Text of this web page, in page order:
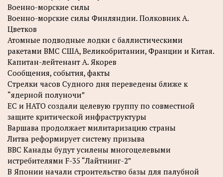
Военно-морские силы
Военно-морские силы Финляндии. Полковник А.
Цветков
Атомные подводные лодки с баллистическими
ракетами ВМС США, Великобритании, Франции и Китая.
Капитан-лейтенант А. Якорев
Сообщения, события, факты
Стрелки часов Судного дня переведены ближе к
“ядерной полуночи”
ЕС и НАТО создали целевую группу по совместной
защите критической инфраструктуры
Варшава продолжает милитаризацию страны
Литва реформирует систему призыва
ВВС Канады будут усилены многоцелевыми
истребителями F-35 “Лайтнинг-2”
В Японии начали строительство базы для палубной